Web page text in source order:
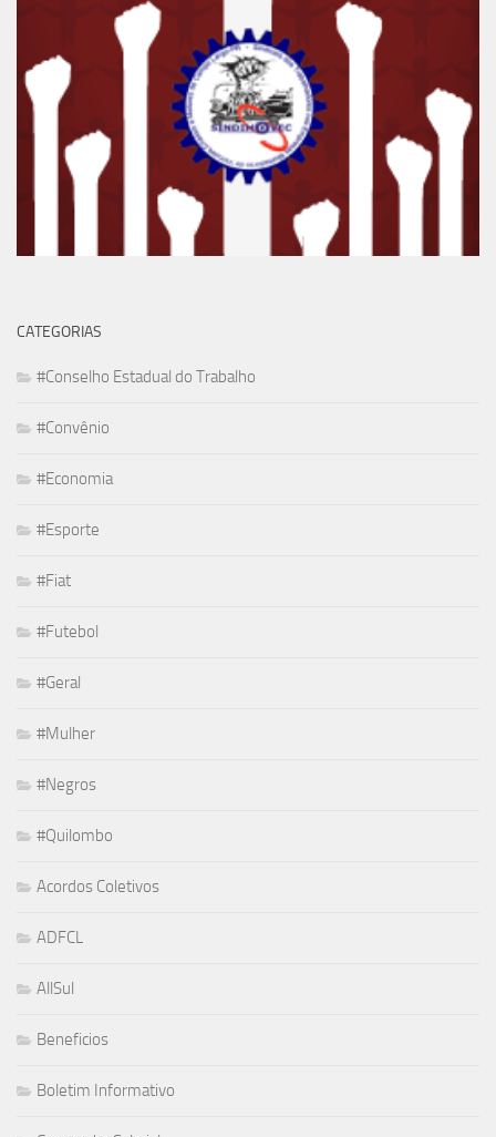
CATEGORIAS
#Conselho Estadual do Trabalho
#Convênio
#Economia
#Esporte
#Fiat
#Futebol
#Geral
#Mulher
#Negros
#Quilombo
Acordos Coletivos
ADFCL
AllSul
Beneficios
Boletim Informativo